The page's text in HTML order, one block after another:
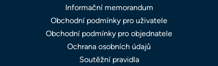
Informační memorandum
Obchodní podmínky pro uživatele
Obchodní podmínky pro objednatele
Ochrana osobních údajů
Soutěžní pravidla